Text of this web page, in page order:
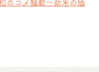
のコメ騒動～新米の価